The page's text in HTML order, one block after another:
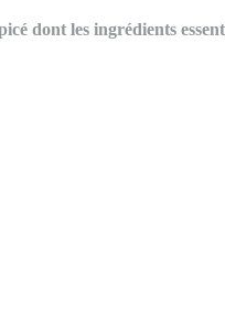
dont les ingrédients